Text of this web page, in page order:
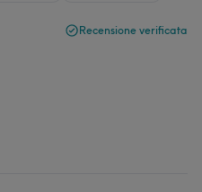
Recensione verificata